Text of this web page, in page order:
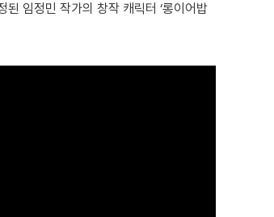
된 임정민 작가의 창작 캐릭터 ‘롱이어밥